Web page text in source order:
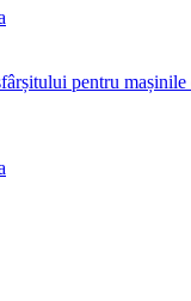
pentru mașinile